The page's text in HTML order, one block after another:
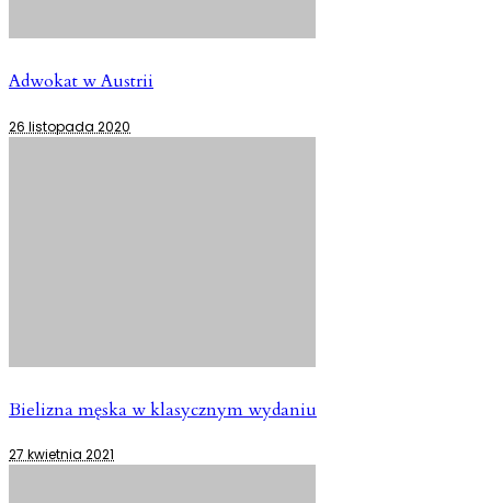
Adwokat w Austrii
26 listopada 2020
Bielizna męska w klasycznym wydaniu
27 kwietnia 2021